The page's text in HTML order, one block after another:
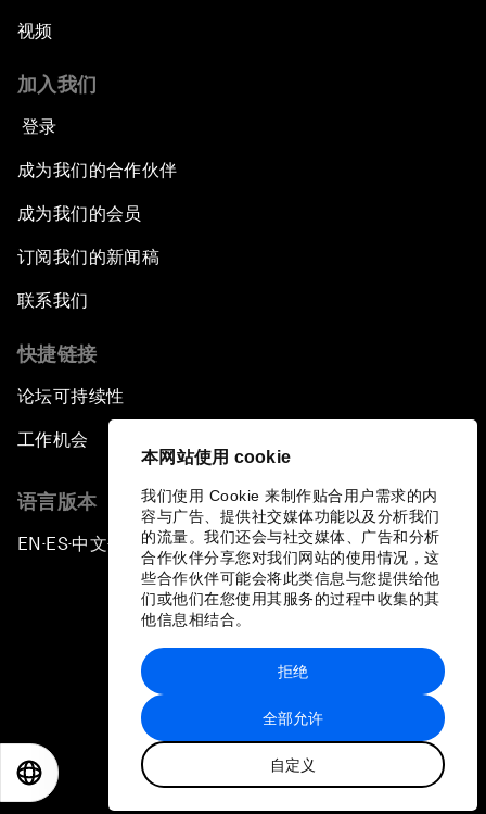
本网站使用 cookie
我们使用 Cookie 来制作贴合用户需求的内
容与广告、提供社交媒体功能以及分析我们
的流量。我们还会与社交媒体、广告和分析
合作伙伴分享您对我们网站的使用情况，这
些合作伙伴可能会将此类信息与您提供给他
们或他们在您使用其服务的过程中收集的其
他信息相结合。
全部允许
自定义
拒绝
视频
加入我们
登录
成为我们的合作伙伴
成为我们的会员
订阅我们的新闻稿
联系我们
快捷链接
论坛可持续性
工作机会
语言版本
EN ▪ ES▪中文▪ 日本語
站点地图
世界经济论坛